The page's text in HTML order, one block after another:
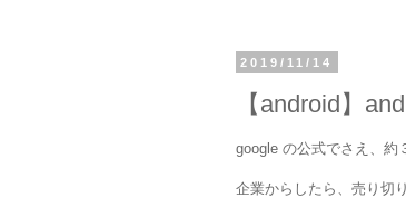
2019/11/14
【android】
google の公式でさえ、約
企業からしたら、売り切